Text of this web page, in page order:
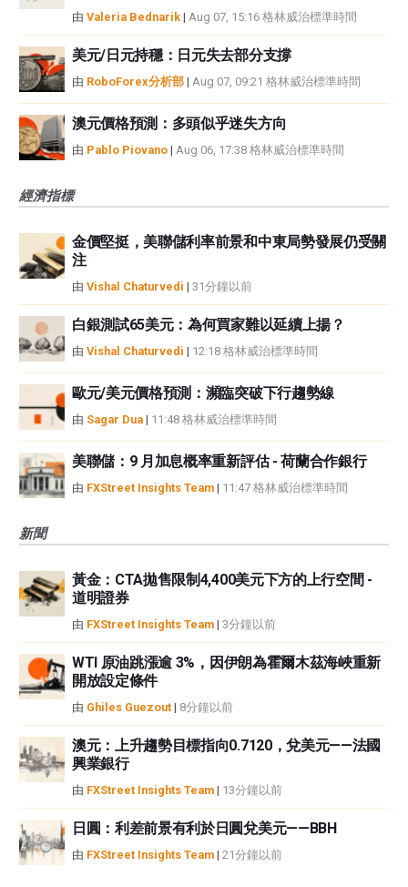
由 Valeria Bednarik | Aug 07, 15:16 格林威治標準時間
美元/日元持穩：日元失去部分支撐
由 RoboForex分析部 | Aug 07, 09:21 格林威治標準時間
澳元價格預測：多頭似乎迷失方向
由 Pablo Piovano | Aug 06, 17:38 格林威治標準時間
經濟指標
金價堅挺，美聯儲利率前景和中東局勢發展仍受關
注
由 Vishal Chaturvedi | 31分鐘以前
白銀測試65美元：為何買家難以延續上揚？
由 Vishal Chaturvedi | 12:18 格林威治標準時間
歐元/美元價格預測：瀕臨突破下行趨勢線
由 Sagar Dua | 11:48 格林威治標準時間
美聯儲：9 月加息概率重新評估 - 荷蘭合作銀行
由 FXStreet Insights Team | 11:47 格林威治標準時間
新聞
黃金：CTA拋售限制4,400美元下方的上行空間 -
道明證券
由 FXStreet Insights Team | 3分鐘以前
WTI 原油跳漲逾 3%，因伊朗為霍爾木茲海峽重新
開放設定條件
由 Ghiles Guezout | 8分鐘以前
澳元：上升趨勢目標指向0.7120，兌美元——法國
興業銀行
由 FXStreet Insights Team | 13分鐘以前
日圓：利差前景有利於日圓兌美元——BBH
由 FXStreet Insights Team | 21分鐘以前